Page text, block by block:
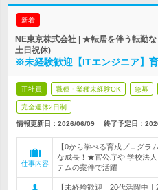
新着
NE東京株式会社 | ★転居を伴う転勤
土日祝休)
※未経験歓迎【ITエンジニア】
正社員 職種・業種未経験OK 急募
完全週休2日制
情報更新日：2026/06/09 終了予定日：
仕事内容
【0から学べる育成プログラ
な成長！★官公庁や 学校法
テムの案件で活躍
【未経験歓迎｜20代活躍中